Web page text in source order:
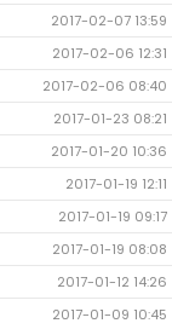
2017-02-07 13:59
2017-02-06 12:31
2017-02-06 08:40
2017-01-23 08:21
2017-01-20 10:36
2017-01-19 12:11
2017-01-19 09:17
2017-01-19 08:08
2017-01-12 14:26
2017-01-09 10:45